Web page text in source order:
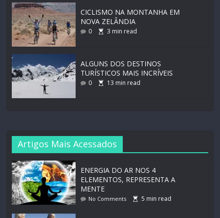
CICLISMO NA MONTANHA EM
NOVA ZELÂNDIA
0 3 min read
ALGUNS DOS DESTINOS
TURÍSTICOS MAIS INCRÍVEIS
0 13 min read
Artigos Mais Acessados
ENERGIA DO AR NOS 4
ELEMENTOS, REPRESENTA A
MENTE
No Comments 5 min read